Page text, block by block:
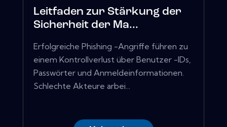
Leitfaden zur Stärkung der
Sicherheit der Ma...
Erfolgreiche Phishing -Angriffe führen zu
einem Kontrollverlust über Benutzer -IDs,
Passwörter und Anmeldeinformationen.
Schlechte Akteure arbei...